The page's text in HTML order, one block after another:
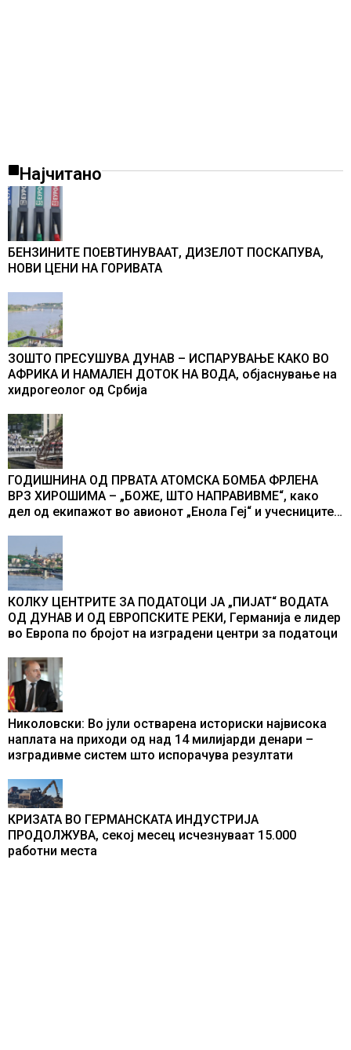
Најчитано
БЕНЗИНИТЕ ПОЕВТИНУВААТ, ДИЗЕЛОТ ПОСКАПУВА,
НОВИ ЦЕНИ НА ГОРИВАТА
ЗОШТО ПРЕСУШУВА ДУНАВ – ИСПАРУВАЊЕ КАКО ВО
АФРИКА И НАМАЛЕН ДОТОК НА ВОДА, објаснување на
хидрогеолог од Србија
ГОДИШНИНА ОД ПРВАТА АТОМСКА БОМБА ФРЛЕНА
ВРЗ ХИРОШИМА – „БОЖЕ, ШТО НАПРАВИВМЕ“, како
дел од екипажот во авионот „Енола Геј“ и учесниците
промени текот на историјата
КОЛКУ ЦЕНТРИТЕ ЗА ПОДАТОЦИ ЈА „ПИЈАТ“ ВОДАТА
ОД ДУНАВ И ОД ЕВРОПСКИТЕ РЕКИ, Германија е лидер
во Европа по бројот на изградени центри за податоци
Николовски: Во јули остварена историски највисока
наплата на приходи од над 14 милијарди денари –
изградивме систем што испорачува резултати
КРИЗАТА ВО ГЕРМАНСКАТА ИНДУСТРИЈА
ПРОДОЛЖУВА, секој месец исчезнуваат 15.000
работни места